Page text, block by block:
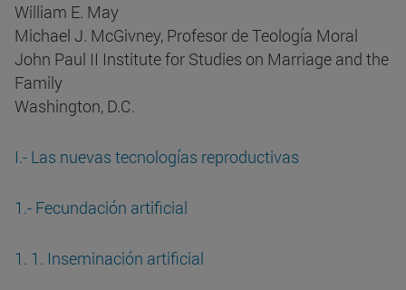
William E. May
Michael J. McGivney, Profesor de Teología Moral
John Paul II Institute for Studies on Marriage and the
Family
Washington, D.C.
I.- Las nuevas tecnologías reproductivas
1.- Fecundación artificial
1. 1. Inseminación artificial